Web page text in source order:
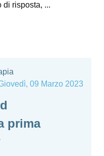
di risposta, ...
09 Marzo 2023
prima